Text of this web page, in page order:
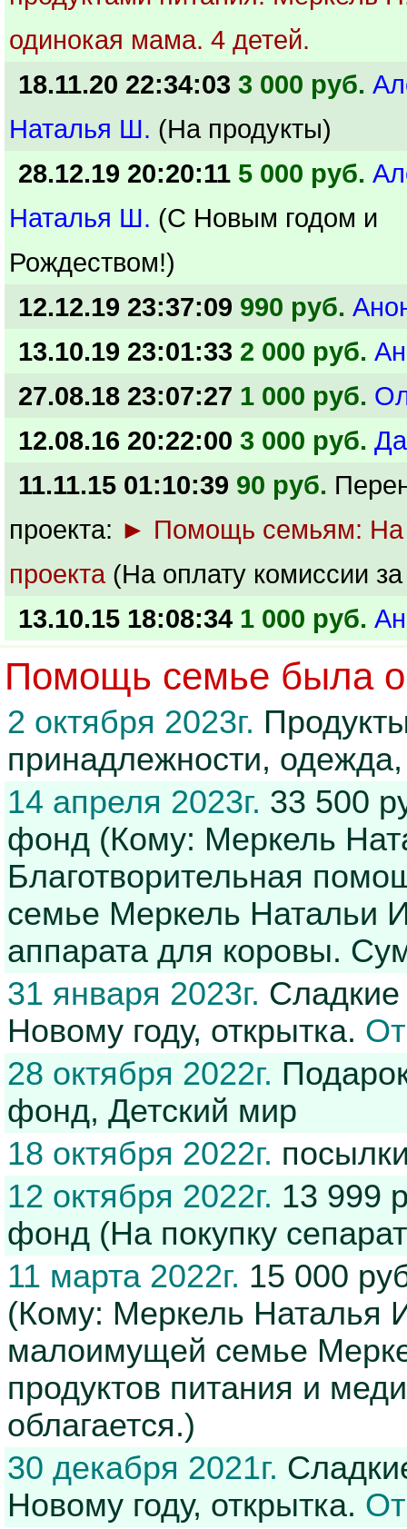
одинокая мама. 4 детей.
18.11.20 22:34:03 3 000 руб.
Наталья Ш. (На продукты)
28.12.19 20:20:11 5 000 руб.
Наталья Ш. (С Новым годом и
Рождеством!)
12.12.19 23:37:09 990 руб.
13.10.19 23:01:33 2 000 руб.
27.08.18 23:07:27 1 000 руб.
12.08.16 20:22:00 3 000 руб.
11.11.15 01:10:39 90 руб.
проекта: ► Помощь семьям:
проекта(На оплату комиссии
13.10.15 18:08:34 1 000 руб.
Помощь семье была
2 октября 2023г.
принадлежности,
14 апреля 2023г. 33 500
фонд (Кому: Меркель
Благотворительная
семье Меркель Натальи
аппарата для коровы.
31 января 2023г. Сладкие
Новому году, открытка.
28 октября 2022г.
фонд, Детский мир
18 октября 2022г.
12 октября 2022г. 13 999
фонд (На покупку
11 марта 2022г. 15 000
(Кому: Меркель Наталья
малоимущей семье
продуктов питания и
облагается.)
30 декабря 2021г.
Новому году, открытка.